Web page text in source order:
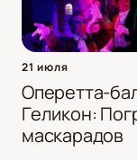
21 июля
Оперетта-
Геликон:
маскарадов